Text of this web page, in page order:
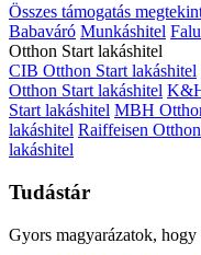
Összes támogatás
Babaváró Munkáshitel
Otthon Start lakáshitel
CIB Otthon Start lakáshitel
Otthon Start lakáshitel
Start lakáshitel MBH
lakáshitel Raiffeisen
lakáshitel
Tudástár
Gyors magyarázatok,